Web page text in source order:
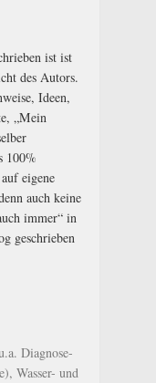
ist ist
des Autors.
Ideen,
„Mein
100%
eigene
auch keine
immer“ in
geschrieben
Diagnose-
Wasser- und